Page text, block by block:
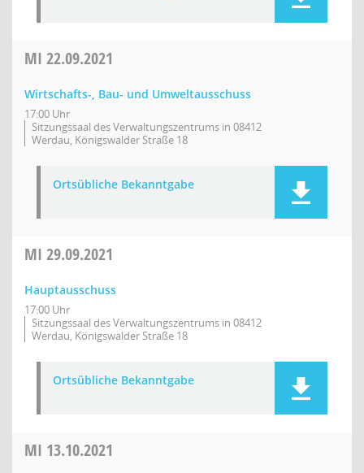
MI 22.09.2021
Wirtschafts-, Bau- und Umweltausschuss
17:00 Uhr
Sitzungssaal des Verwaltungszentrums in 08412
Werdau, Königswalder Straße 18
Ortsübliche Bekanntgabe
MI 29.09.2021
Hauptausschuss
17:00 Uhr
Sitzungssaal des Verwaltungszentrums in 08412
Werdau, Königswalder Straße 18
Ortsübliche Bekanntgabe
MI 13.10.2021